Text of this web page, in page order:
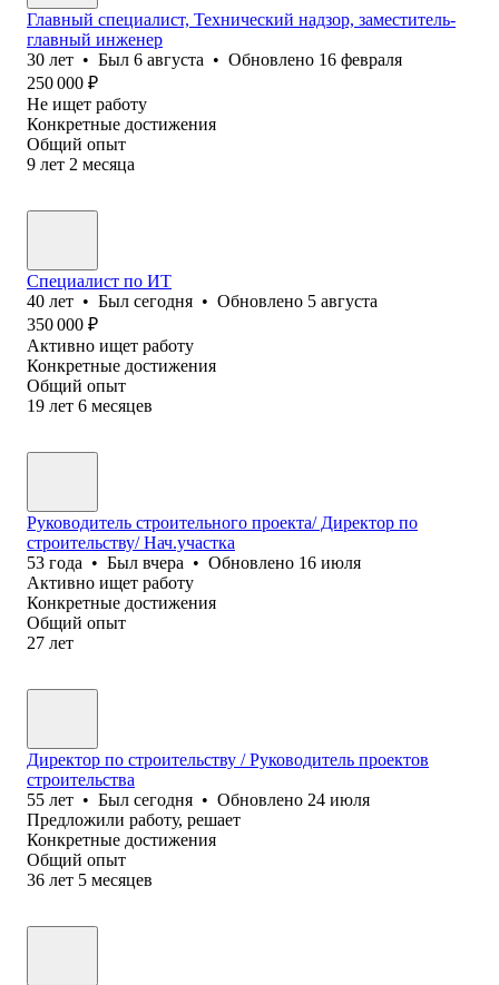
Главный специалист, Технический надзор, заместитель-
главный инженер
30 лет • Был 6 августа • Обновлено 16 февраля
250 000 ₽
Не ищет работу
Конкретные достижения
Общий опыт
9 лет 2 месяца
Специалист по ИТ
40 лет • Был сегодня • Обновлено 5 августа
350 000 ₽
Активно ищет работу
Конкретные достижения
Общий опыт
19 лет 6 месяцев
Руководитель строительного проекта/ Директор по
строительству/ Нач.участка
53 года • Был вчера • Обновлено 16 июля
Активно ищет работу
Конкретные достижения
Общий опыт
27 лет
Директор по строительству / Руководитель проектов
строительства
55 лет • Был сегодня • Обновлено 24 июля
Предложили работу, решает
Конкретные достижения
Общий опыт
36 лет 5 месяцев